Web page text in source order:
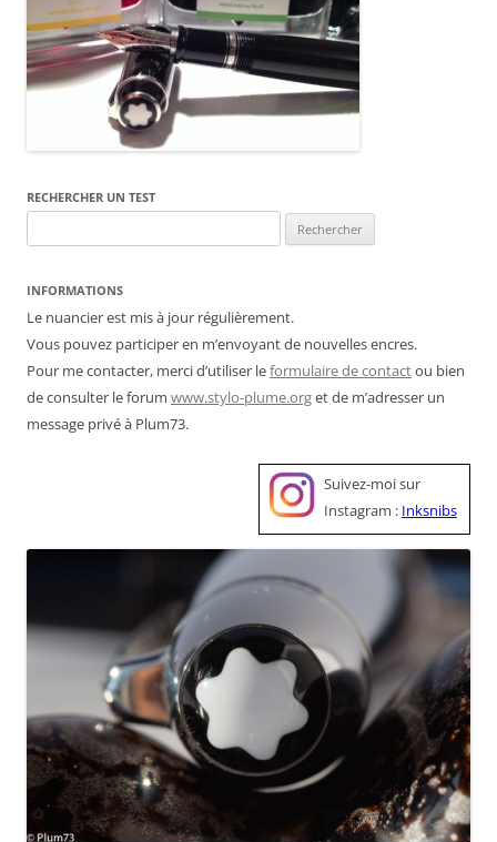
RECHERCHER UN TEST
INFORMATIONS
Le nuancier est mis à jour régulièrement.
Vous pouvez participer en m’envoyant de nouvelles encres.
Pour me contacter, merci d’utiliser leformulaire de contactou bien
de consulter le forum www.stylo-plume.orget de m’adresser un
message privé à Plum73.
Suivez-moi sur
Instagram : Inksnibs